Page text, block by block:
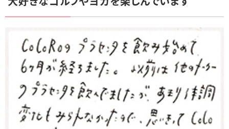
大好きなゴルフやヨガを楽しんでいます